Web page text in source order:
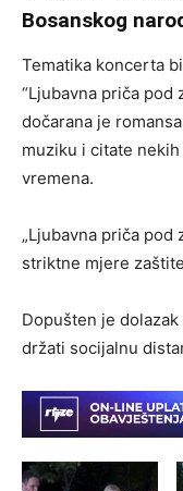
Bosanskog
Tematika koncerta
“Ljubavna priča pod
dočarana je
muziku i citate
vremena.
„Ljubavna priča pod
striktne mjere
Dopušten je
držati socijalnu